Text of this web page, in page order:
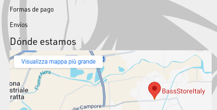
Formas de pago
Envíos
Dónde estamos